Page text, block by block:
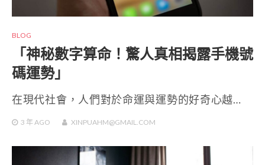
BLOG
「神秘數字算命！驚人真相揭露手機號
碼運勢」
在現代社會，人們對於命運與運勢的好奇心越…
3 年AGO XINPUAHM@GMAIL.COM